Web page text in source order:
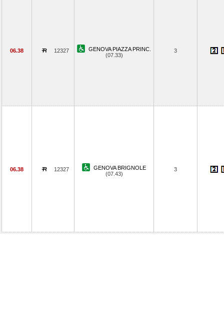
06.38 12327
GENOVA PIAZZA PRINC.
(07.33)
3
06.38 12327
GENOVA BRIGNOLE
(07.43)
3